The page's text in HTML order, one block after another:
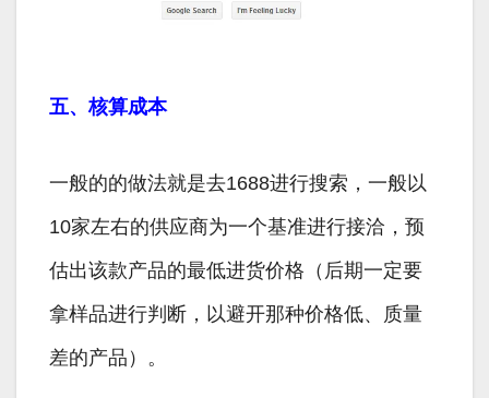
五、核算成本
一般的的做法就是去1688进行搜索，一般以
10家左右的供应商为一个基准进行接洽，预
估出该款产品的最低进货价格（后期一定要
拿样品进行判断，以避开那种价格低、质量
差的产品）。